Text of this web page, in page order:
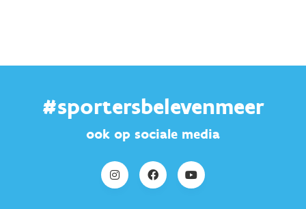
#sportersbelevenmeer
ook op sociale media